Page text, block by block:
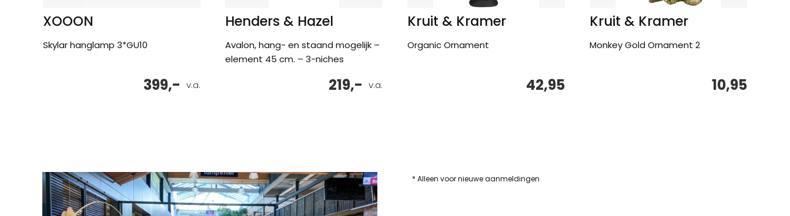
XOOON
Skylar hanglamp 3*GU10
v.a.
399,-
Henders & Hazel
Avalon, hang- en staand mogelijk –
element 45 cm. – 3-niches
v.a.
219,-
Kruit & Kramer
Organic Ornament
42,95
Kruit & Kramer
Monkey Gold Ornament 2
10,95
* Alleen voor nieuwe aanmeldingen